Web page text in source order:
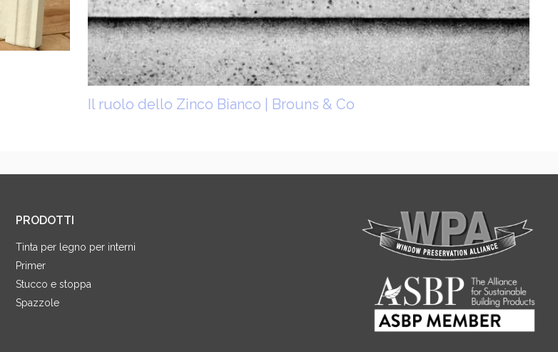
Il ruolo dello Zinco Bianco | Brouns & Co
PRODOTTI
Tinta per legno per interni
Primer
Stucco e stoppa
Spazzole